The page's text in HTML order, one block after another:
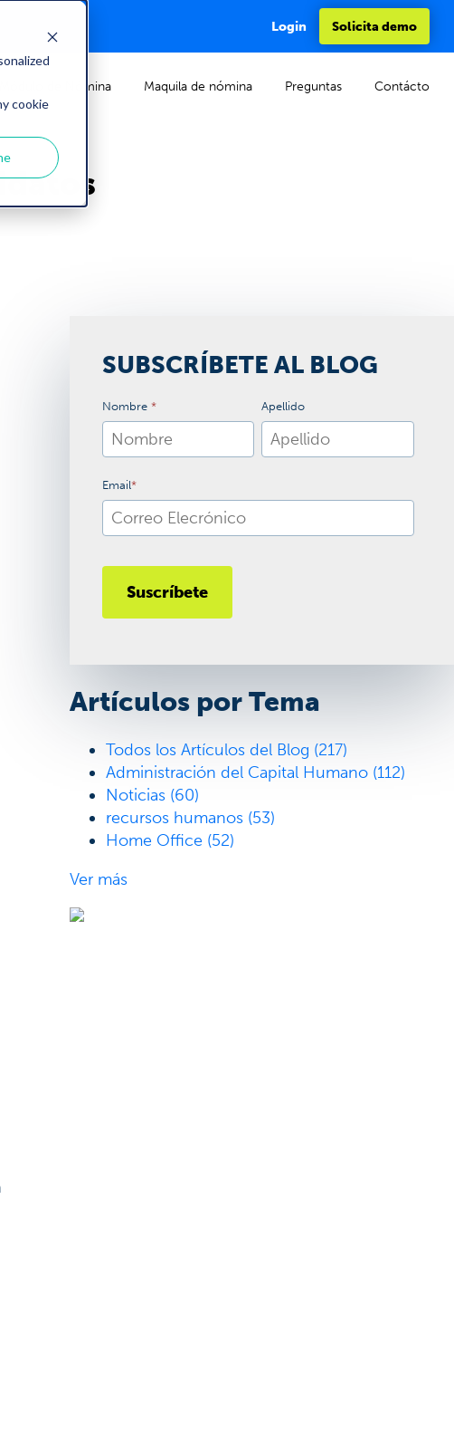
cookie
Login Solicita demo
Módulo de Nómina Maquila de nómina Preguntas Contácto
SUBSCRÍBETE AL BLOG
Nombre * Apellido
Email*
Artículos por Tema
Todos los Artículos del Blog (217)
Administración del Capital Humano (112)
Noticias (60)
recursos humanos (53)
Home Office (52)
Ver más